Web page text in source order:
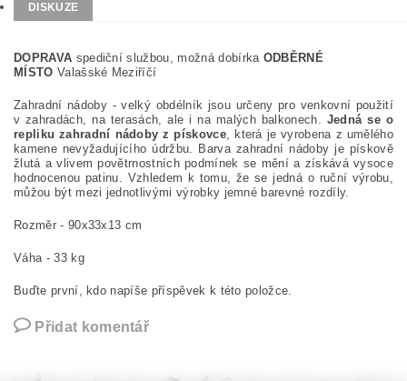
DISKUZE
DOPRAVA spediční službou, možná dobírka ODBĚRNÉ
MÍSTO Valašské Meziříčí
Zahradní nádoby - velký obdélník jsou určeny pro venkovní použití
v zahradách, na terasách, ale i na malých balkonech. Jedná se o
repliku zahradní nádoby z pískovce, která je vyrobena z umělého
kamene nevyžadujícího údržbu. Barva zahradní nádoby je pískově
žlutá a vlivem povětrnostních podmínek se mění a získává vysoce
hodnocenou patinu. Vzhledem k tomu, že se jedná o ruční výrobu,
můžou být mezi jednotlivými výrobky jemné barevné rozdíly.
Rozměr - 90x33x13 cm
Váha - 33 kg
Buďte první, kdo napíše příspěvek k této položce.
Přidat komentář